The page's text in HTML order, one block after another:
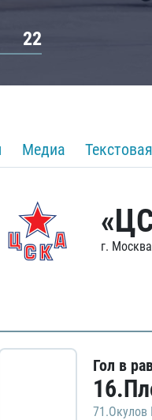
22
Медиа
г. Москва
Гол в
71.Окулов